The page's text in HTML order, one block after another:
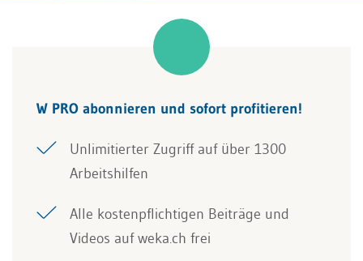
W PRO abonnieren und sofort profitieren!
Unlimitierter Zugriff auf über 1300
Arbeitshilfen
Alle kostenpflichtigen Beiträge und
Videos auf weka.ch frei